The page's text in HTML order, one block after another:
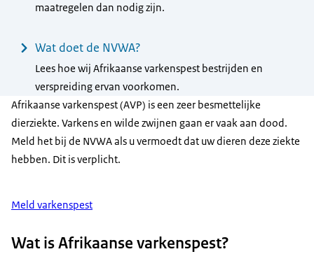
maatregelen dan nodig zijn.
Wat doet de NVWA?
Lees hoe wij Afrikaanse varkenspest bestrijden en
verspreiding ervan voorkomen.
Afrikaanse varkenspest (AVP) is een zeer besmettelijke
dierziekte. Varkens en wilde zwijnen gaan er vaak aan dood.
Meld het bij de NVWA als u vermoedt dat uw dieren deze ziekte
hebben. Dit is verplicht.
Meld varkenspest
Wat is Afrikaanse varkenspest?